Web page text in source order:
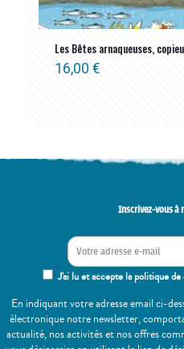
Les Bêtes arnaqueuses,
16,00 €
Inscrivez-vous à
J'ai lu et accepte la politique
En indiquant votre adresse email ci-
électronique notre newsletter,
actualité, nos activités et nos offres